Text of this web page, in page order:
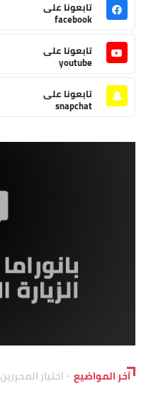
تابعونا على
facebook
تابعونا على
youtube
تابعونا على
snapchat
آخر المواضيع اختيار المحررين